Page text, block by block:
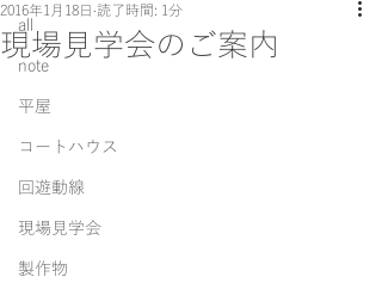
all
note
平屋
コートハウス
回遊動線
現場見学会
製作物
現場見学会のご案内
2016年1月18日 読了時間: 1分